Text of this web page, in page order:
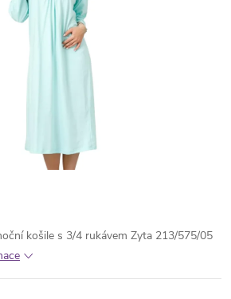
košile s 3/4 rukávem Zyta 213/575/05